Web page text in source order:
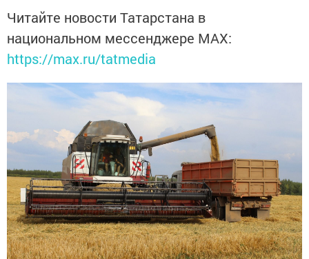
Читайте новости Татарстана в
национальном мессенджере MАХ:
https://max.ru/tatmedia